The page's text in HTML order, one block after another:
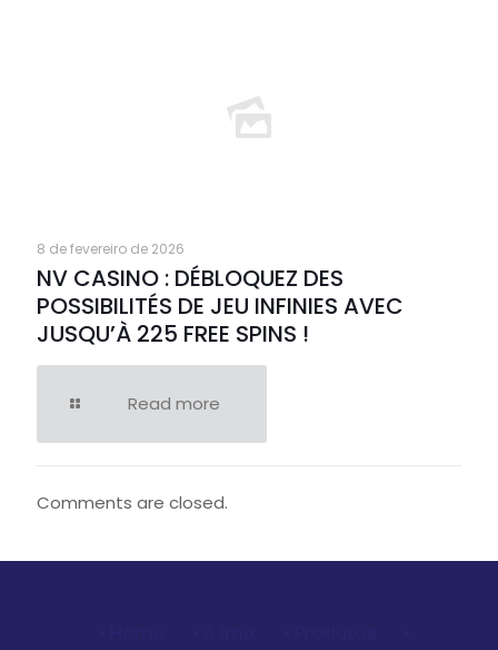
8 de fevereiro de 2026
NV CASINO : DÉBLOQUEZ DES
POSSIBILITÉS DE JEU INFINIES AVEC
JUSQU’À 225 FREE SPINS !
Read more
Comments are closed.